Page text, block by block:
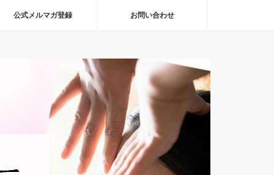
公式メルマガ登録 お問い合わせ